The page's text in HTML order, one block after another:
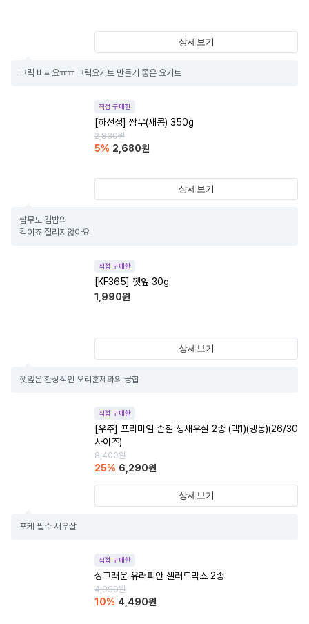
상세보기
그릭 비싸요ㅠㅠ 그릭요거트 만들기 좋은 요거트
직접 구매한
[하선정] 쌈무(새콤) 350g
2,830원
5% 2,680원
상세보기
쌈무도 김밥의
킥이죠 질리지않아요
직접 구매한
[KF365] 깻잎 30g
1,990원
상세보기
깻잎은 환상적인 오리훈제와의 궁합
직접 구매한
[우주] 프리미엄 손질 생새우살 2종 (택1)(냉동)(26/30
사이즈)
8,400원
25% 6,290원
상세보기
포케 필수 새우살
직접 구매한
싱그러운 유러피안 샐러드믹스 2종
4,990원
10% 4,490원